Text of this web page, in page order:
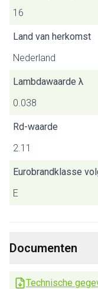
16
Land van herkomst
Nederland
Lambdawaarde λ
0.038
Rd-waarde
2.11
Eurobrandklasse
E
Documenten
Technische